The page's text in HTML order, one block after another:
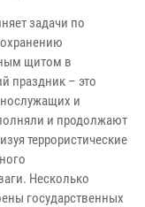
задачи по
щитом в
праздник – это
и
и продолжают
террористические
Несколько
государственных